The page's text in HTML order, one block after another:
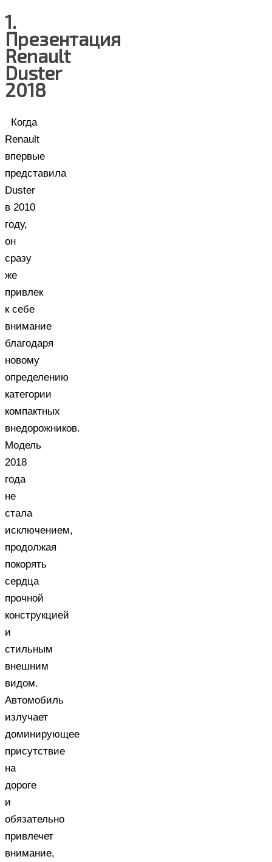
1.
Презентация
Renault
Duster
2018
Когда
Renault
впервые
представила
Duster
в 2010
году,
он
сразу
же
привлек
к себе
внимание
благодаря
новому
определению
категории
компактных
внедорожников.
Модель
2018
года
не
стала
исключением,
продолжая
покорять
сердца
прочной
конструкцией
и
стильным
внешним
видом.
Автомобиль
излучает
доминирующее
присутствие
на
дороге
и
обязательно
привлечет
внимание,